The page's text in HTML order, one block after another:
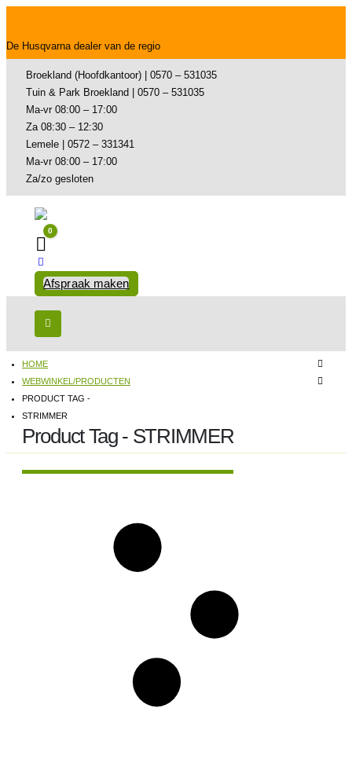
De Husqvarna dealer van de regio
Broekland (Hoofdkantoor) | 0570 – 531035
Tuin & Park Broekland | 0570 – 531035
Ma-vr 08:00 – 17:00
Za 08:30 – 12:30
Lemele | 0572 – 331341
Ma-vr 08:00 – 17:00
Za/zo gesloten
Winkelwagen
0
Afspraak maken
HOME
WEBWINKEL/PRODUCTEN
PRODUCT TAG -
STRIMMER
Product Tag - STRIMMER